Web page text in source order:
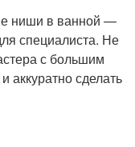
ниши в ванной —
специалиста. Не
с большим
аккуратно сделать